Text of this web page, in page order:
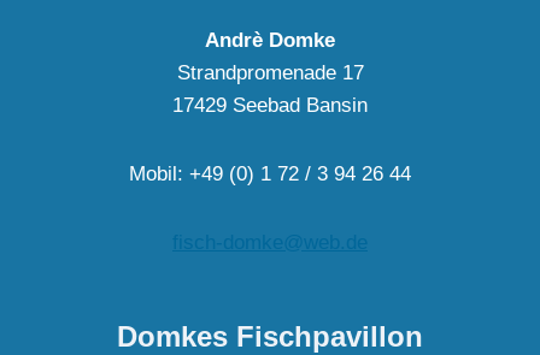
Andrè Domke
Strandpromenade 17
17429 Seebad Bansin
Mobil: +49 (0) 1 72 / 3 94 26 44
fisch-domke@web.de
Domkes Fischpavillon